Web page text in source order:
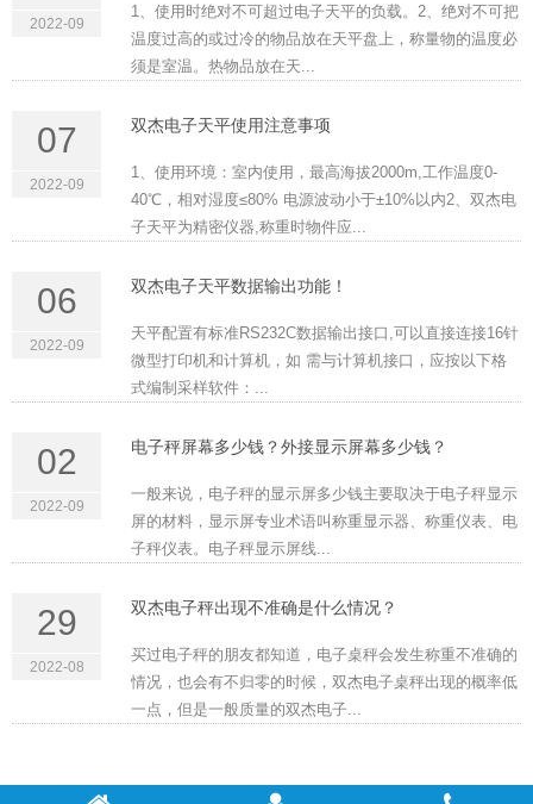
2022-09
1、使用时绝对不可超过电子天平的负载。2、绝对不可把
温度过高的或过冷的物品放在天平盘上，称量物的温度必
须是室温。热物品放在天...
07
2022-09
双杰电子天平使用注意事项
1、使用环境：室内使用，最高海拔2000m,工作温度0-
40℃，相对湿度≤80% 电源波动小于±10%以内2、双杰电
子天平为精密仪器,称重时物件应...
06
2022-09
双杰电子天平数据输出功能！
天平配置有标准RS232C数据输出接口,可以直接连接16针
微型打印机和计算机，如 需与计算机接口，应按以下格
式编制采样软件：...
02
2022-09
电子秤屏幕多少钱？外接显示屏幕多少钱？
一般来说，电子秤的显示屏多少钱主要取决于电子秤显示
屏的材料，显示屏专业术语叫称重显示器、称重仪表、电
子秤仪表。电子秤显示屏线...
29
2022-08
双杰电子秤出现不准确是什么情况？
买过电子秤的朋友都知道，电子桌秤会发生称重不准确的
情况，也会有不归零的时候，双杰电子桌秤出现的概率低
一点，但是一般质量的双杰电子...